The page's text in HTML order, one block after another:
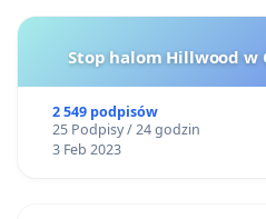
Stop halom Hillwood w
2 549 podpisów
25 Podpisy / 24 godzin
3 Feb 2023